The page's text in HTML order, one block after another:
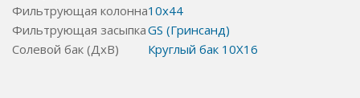
Фильтрующая колонна10x44
Фильтрующая засыпкаGS (Гринсанд)
Солевой бак (ДхВ)
Круглый бак 10X16